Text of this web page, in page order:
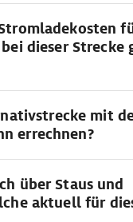
dieser Strecke
mit
errechnen?
über Staus und
aktuell für